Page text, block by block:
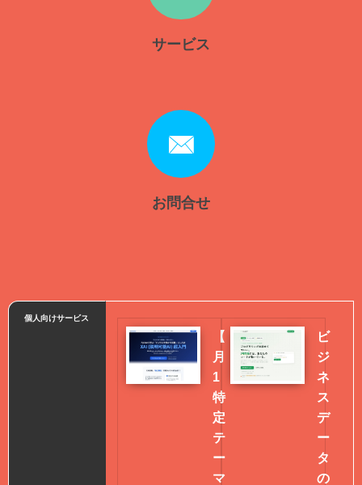
サービス
お問合せ
個人向けサービス
【
月
1
特
定
テ
ー
マ
ビ
ジ
ネ
ス
デ
ー
タ
の